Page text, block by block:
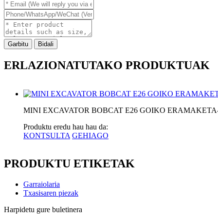
Garbitu Bidali
ERLAZIONATUTAKO PRODUKTUAK
MINI EXCAVATOR BOBCAT E26 GOIKO
Produktu eredu hau hau da:
KONTSULTA GEHIAGO
PRODUKTU ETIKETAK
Garraiolaria
Txasisaren piezak
Harpidetu gure buletinera